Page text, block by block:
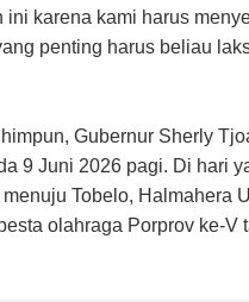
karena kami harus
penting harus beliau
Gubernur Sherly
9 Juni 2026 pagi. Di hari
Tobelo, Halmahera
olahraga Porprov ke-V